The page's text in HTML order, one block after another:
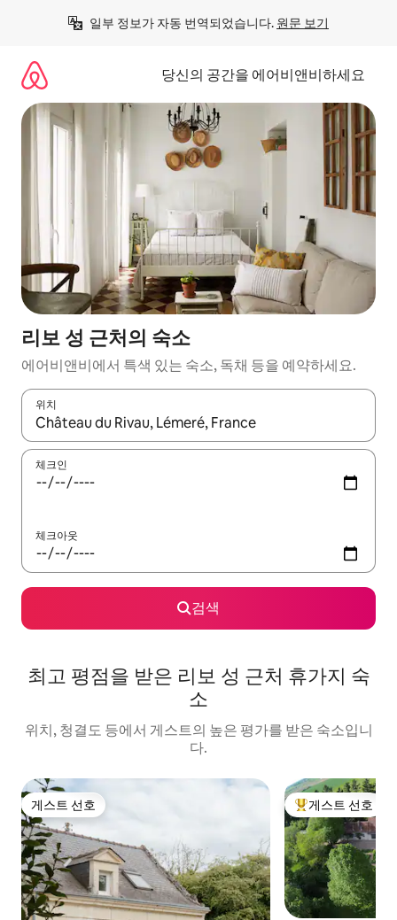
일부 정보가 자동 번역되었습니다. 원문 보기
당신의 공간을 에어비앤비하세요
리보 성 근처의 숙소
에어비앤비에서 특색 있는 숙소, 독채 등을 예약하세요.
위치
결과가 나오면 위·아래 화살표 키를 사용하거나 터치 또는 스와이
체크인
체크아웃
검색
최고 평점을 받은 리보 성 근처 휴가지 숙
소
위치, 청결도 등에서 게스트의 높은 평가를 받은 숙소입니
다.
게스트 선호
게스트 선호 상위 게스트 선호
게스트 선호